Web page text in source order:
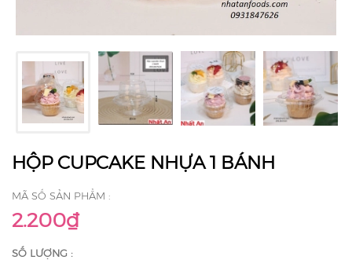
HỘP CUPCAKE NHỰA 1 BÁNH
MÃ SỐ SẢN PHẨM :
2.200₫
SỐ LƯỢNG :